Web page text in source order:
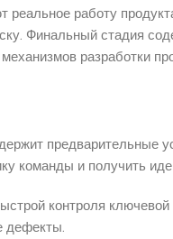
реальное работу
Финальный стадия
разработки
предварительные
команды и получить
контроля
дефекты.